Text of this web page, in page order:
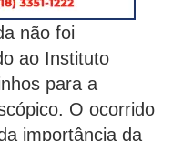
não foi
ao Instituto
para a
O ocorrido
importância da